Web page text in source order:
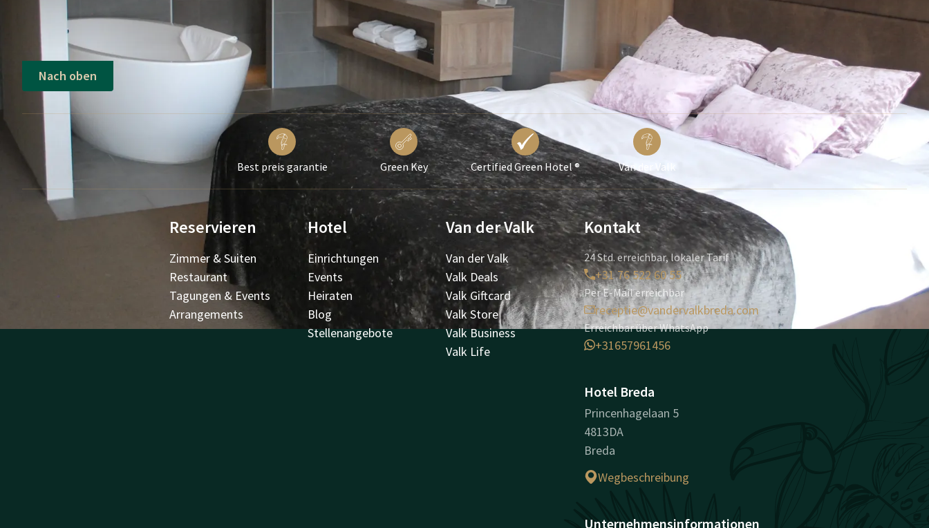
Nach oben
Best preis garantie Green Key Certified Green Hotel ® Van der Valk
Reservieren
Zimmer & Suiten
Restaurant
Tagungen & Events
Arrangements
Hotel
Einrichtungen
Events
Heiraten
Blog
Stellenangebote
Van der Valk
Van der Valk
Valk Deals
Valk Giftcard
Valk Store
Valk Business
Valk Life
Kontakt
24 Std. erreichbar, lokaler Tarif
+31 76 522 60 55
Per E-Mail erreichbar
receptie@vandervalkbreda.com
Erreichbar über WhatsApp
+31657961456
Hotel Breda
Princenhagelaan 5
4813DA
Breda
Wegbeschreibung
Unternehmensinformationen